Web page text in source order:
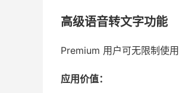
高级语音转文字功能
Premium 用户可无限制使用
应用价值：